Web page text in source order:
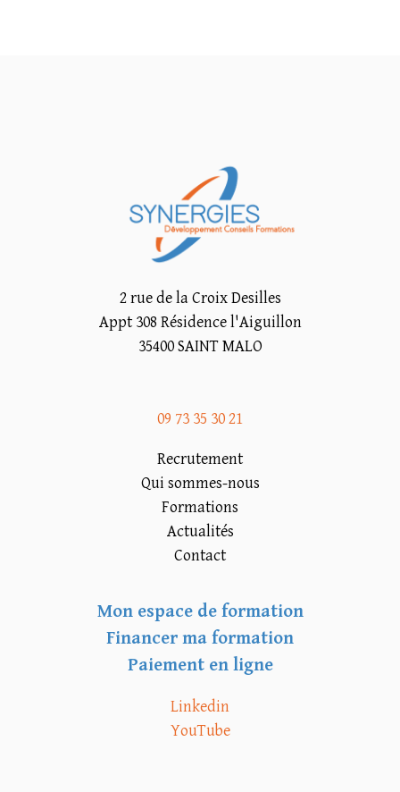
2 rue de la Croix Desilles
Appt 308 Résidence l'Aiguillon
35400 SAINT MALO
09 73 35 30 21
Recrutement
Qui sommes-nous
Formations
Actualités
Contact
Mon espace de formation
Financer ma formation
Paiement en ligne
Linkedin
YouTube